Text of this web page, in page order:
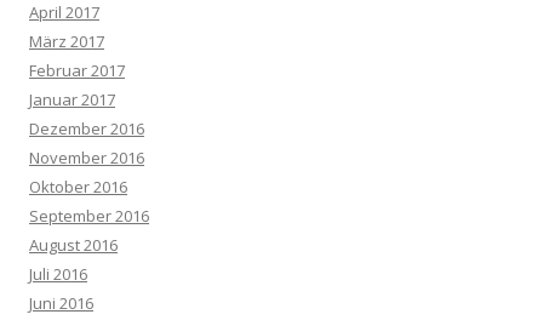
April 2017
März 2017
Februar 2017
Januar 2017
Dezember 2016
November 2016
Oktober 2016
September 2016
August 2016
Juli 2016
Juni 2016